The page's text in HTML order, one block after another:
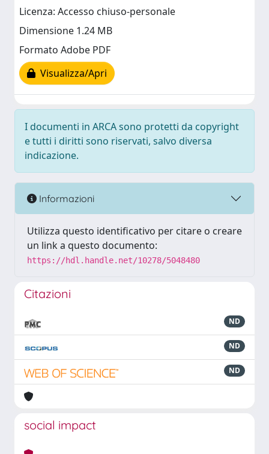
Licenza: Accesso chiuso-personale
Dimensione 1.24 MB
Formato Adobe PDF
Visualizza/Apri
I documenti in ARCA sono protetti da copyright
e tutti i diritti sono riservati, salvo diversa
indicazione.
Informazioni
Utilizza questo identificativo per citare o creare
un link a questo documento:
https://hdl.handle.net/10278/5048480
Citazioni
ND
ND
ND
social impact